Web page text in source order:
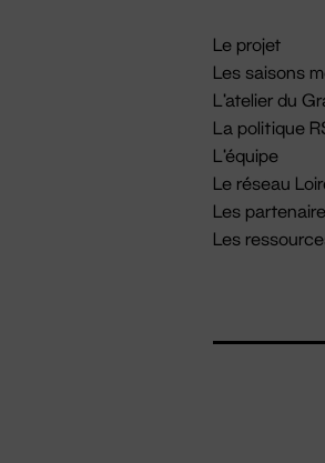
Le projet
Les saisons
L'atelier du
La politique
L'équipe
Le réseau
Les
Les